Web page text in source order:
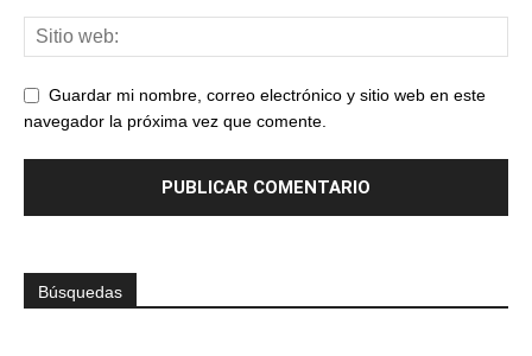
Guardar mi nombre, correo electrónico y sitio web en este
navegador la próxima vez que comente.
Búsquedas